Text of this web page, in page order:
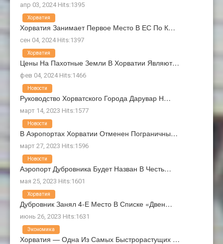
апр 03, 2024 Hits:1395
Хорватия Занимает Первое Место В ЕС По К…
сен 04, 2024 Hits:1397
Хорватия
Цены На Пахотные Земли В Хорватии Являют…
фев 04, 2024 Hits:1466
Хорватия
Руководство Хорватского Города Дарувар Н…
март 14, 2023 Hits:1577
Новости
В Аэропортах Хорватии Отменен Пограничны…
март 27, 2023 Hits:1596
Новости
Аэропорт Дубровника Будет Назван В Честь…
мая 25, 2023 Hits:1601
Новости
Дубровник Занял 4-Е Место В Списке «Двен…
июнь 26, 2023 Hits:1631
Хорватия
Хорватия — Одна Из Самых Быстрорастущих …
Экономика